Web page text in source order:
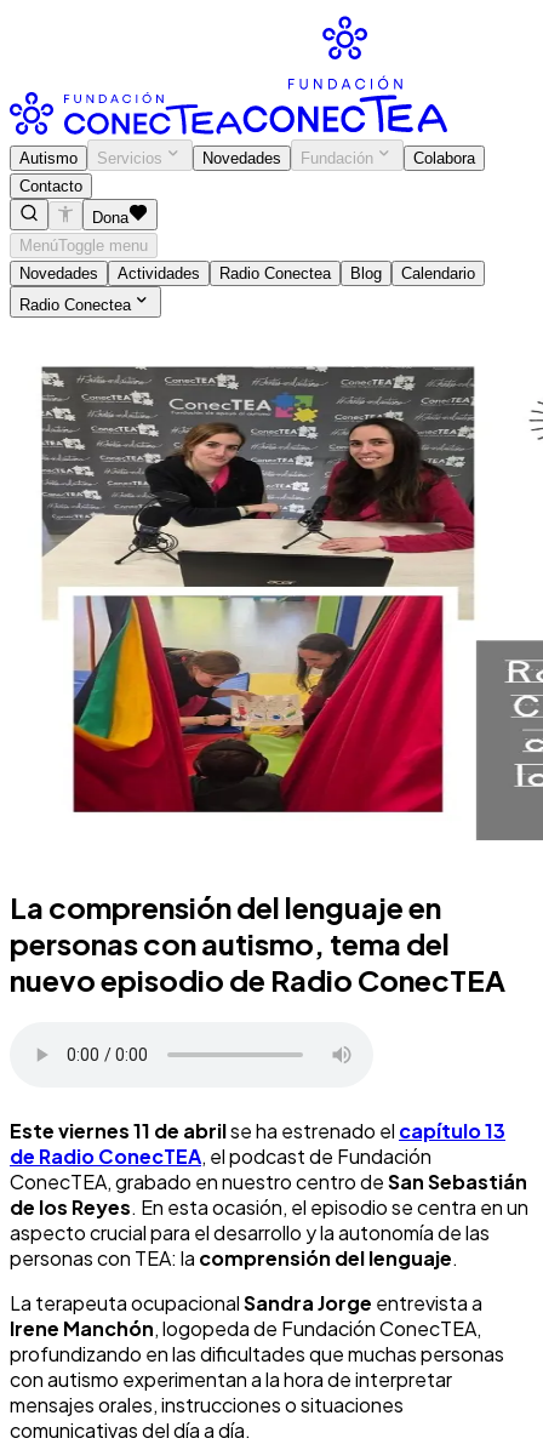
Autismo Servicios Novedades Fundación
Colabora
Contacto
Dona
MenúToggle menu
Novedades
Actividades Radio Conectea Blog
Calendario
Radio Conectea
La comprensión del lenguaje en
personas con autismo, tema del
nuevo episodio de Radio ConecTEA
Este viernes 11 de abrilse ha estrenado el capítulo 13
de Radio ConecTEA, el podcast de Fundación
ConecTEA, grabado en nuestro centro deSan Sebastián
de los Reyes. En esta ocasión, el episodio se centra en un
aspecto crucial para el desarrollo y la autonomía de las
personas con TEA: la comprensión del lenguaje.
La terapeuta ocupacionalSandra Jorge entrevista a
Irene Manchón, logopeda de Fundación ConecTEA,
profundizando en las dificultades que muchas personas
con autismo experimentan a la hora de interpretar
mensajes orales, instrucciones o situaciones
comunicativas del día a día.